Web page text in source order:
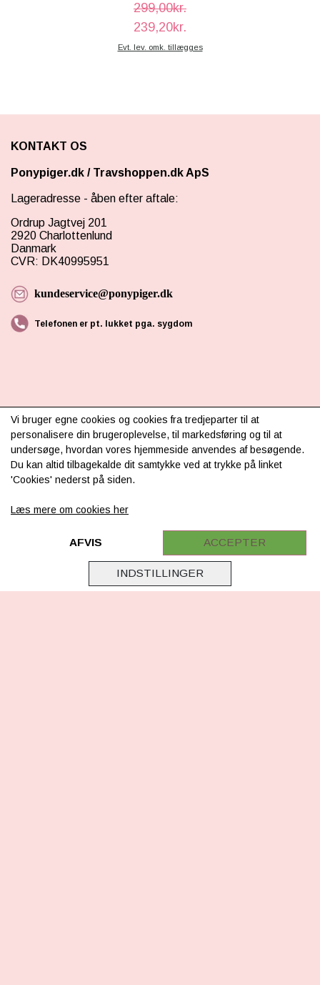
299,00kr.
239,20kr.
Evt. lev. omk. tillægges
KONTAKT OS
Ponypiger.dk / Travshoppen.dk ApS
Lageradresse - åben efter aftale:
Ordrup Jagtvej 201
2920 Charlottenlund
Danmark
CVR: DK40995951
kundeservice@ponypiger.dk
Telefonen er pt. lukket pga. sygdom
INFORMATION
Om os
Levering & betaling
FAQ
Virksomhedsoplysninger
Vi bruger egne cookies og cookies fra tredjeparter til at
personalisere din brugeroplevelse, til markedsføring og til at
undersøge, hvordan vores hjemmeside anvendes af besøgende.
Du kan altid tilbagekalde dit samtykke ved at trykke på linket
'Cookies' nederst på siden.
Læs mere om cookies her
INDSTILLINGER
AFVIS ACCEPTER